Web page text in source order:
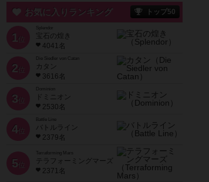
お気に入りランキング トップ50
1 位
宝石の煌き
4041名
2 位
Die Siedler von Catan
カタン
3616名
3 位
ドミニオン
2530名
4位
Battle Line
バトルライン
2379名
5 位
Terraforming Mars
テラフォーミングマーズ
2371名